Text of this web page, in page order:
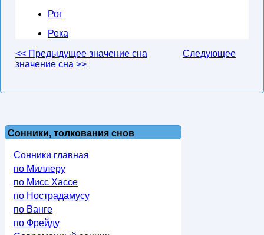
Рог
Река
<< Предыдущее значение сна
Следующее
значение сна >>
Сонники, толкования снов
Сонники главная
по Миллеру
по Мисс Хассе
по Нострадамусу
по Ванге
по Фрейду